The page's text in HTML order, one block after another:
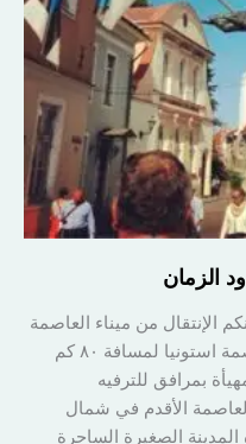
الزمان
الإنتقال من ميناء العاصمة
الفنلندية هلسنكي إلى تالين عاصمة استونيا لمسافة ٨٠ كم
بمرافق للترفيه
الأقدم في شمال
الصغيرة الساحرة